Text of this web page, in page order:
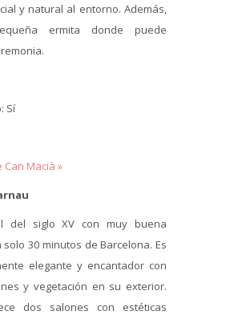
y natural al entorno. Además,
ermita donde puede
Sí
Macià »
del siglo XV con muy buena
30 minutos de Barcelona. Es
elegante y encantador con
y vegetación en su exterior.
dos salones con estéticas